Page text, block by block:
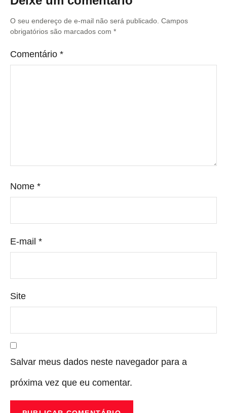
O seu endereço de e-mail não será publicado. Campos
obrigatórios são marcados com *
Comentário *
Nome *
E-mail *
Site
Salvar meus dados neste navegador para a
próxima vez que eu comentar.